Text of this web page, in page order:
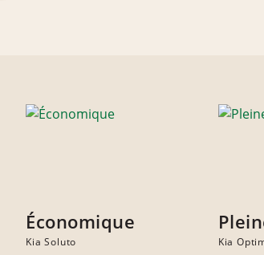
Économique
Kia Soluto
Kia